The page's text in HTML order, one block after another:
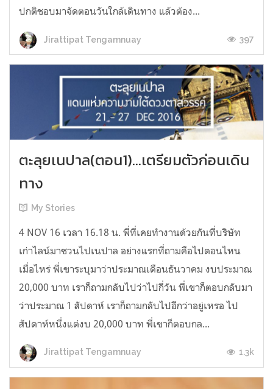
ปกติชอบมาจัดตอนวันใกล้เดินทาง แล้วต้อง...
Jirattipat Tengamnuay 397
ตะลุยเนปาล(ตอน1)...เตรียมตัวก่อนเดิน
ทาง
My Stories
4 NOV 16 เวลา 16.18 น. พี่ที่เคยทำงานด้วยกันที่บริษัท
เก่าไลน์มาชวนไปเนปาล อย่างแรกที่ถามคือไปตอนไหน
เมื่อไหร่ พี่เขาระบุมาว่าประมาณเดือนธันวาคม งบประมาณ
20,000 บาท เราก็ถามกลับไปว่าไปกี่วัน พี่เขาก็ตอบกลับมา
ว่าประมาณ 1 สัปดาห์ เราก็ถามกลับไปอีกว่าอยู่เหรอ ไป
สัปดาห์หนึ่งแต่งบ 20,000 บาท พี่เขาก็ตอบกล...
Jirattipat Tengamnuay 1.3k